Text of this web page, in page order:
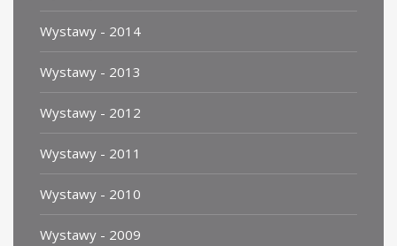
Wystawy - 2014
Wystawy - 2013
Wystawy - 2012
Wystawy - 2011
Wystawy - 2010
Wystawy - 2009